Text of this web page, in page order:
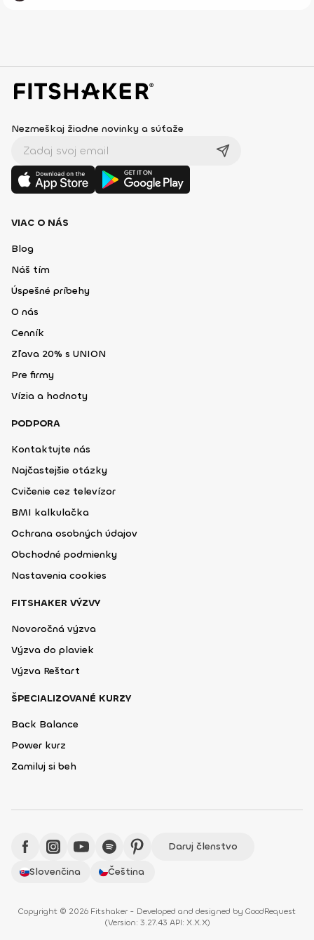
Nezmeškaj žiadne novinky a súťaže
VIAC O NÁS
Blog
Náš tím
Úspešné príbehy
O nás
Cenník
Zľava 20% s UNION
Pre firmy
Vízia a hodnoty
PODPORA
Kontaktujte nás
Najčastejšie otázky
Cvičenie cez televízor
BMI kalkulačka
Ochrana osobných údajov
Obchodné podmienky
Nastavenia cookies
FITSHAKER VÝZVY
Novoročná výzva
Výzva do plaviek
Výzva Reštart
ŠPECIALIZOVANÉ KURZY
Back Balance
Power kurz
Zamiluj si beh
Daruj členstvo
Slovenčina
Čeština
Copyright © 2026 Fitshaker - Developed and designed by GoodRequest
(Version: 3.27.43 API: X.X.X)